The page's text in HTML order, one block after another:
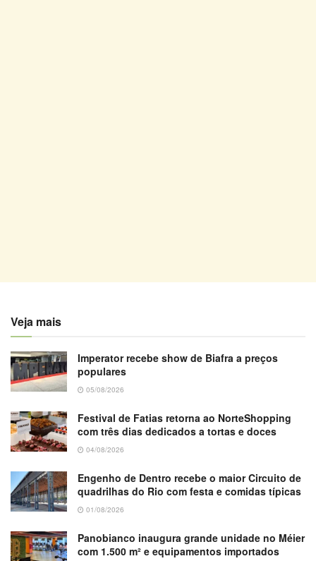
Veja mais
Imperator recebe show de Biafra a preços
populares
05/08/2026
Festival de Fatias retorna ao NorteShopping
com três dias dedicados a tortas e doces
04/08/2026
Engenho de Dentro recebe o maior Circuito de
quadrilhas do Rio com festa e comidas típicas
01/08/2026
Panobianco inaugura grande unidade no Méier
com 1.500 m² e equipamentos importados